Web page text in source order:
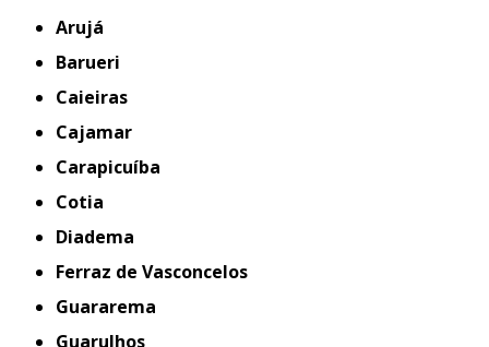
Arujá
Barueri
Caieiras
Cajamar
Carapicuíba
Cotia
Diadema
Ferraz de Vasconcelos
Guararema
Guarulhos